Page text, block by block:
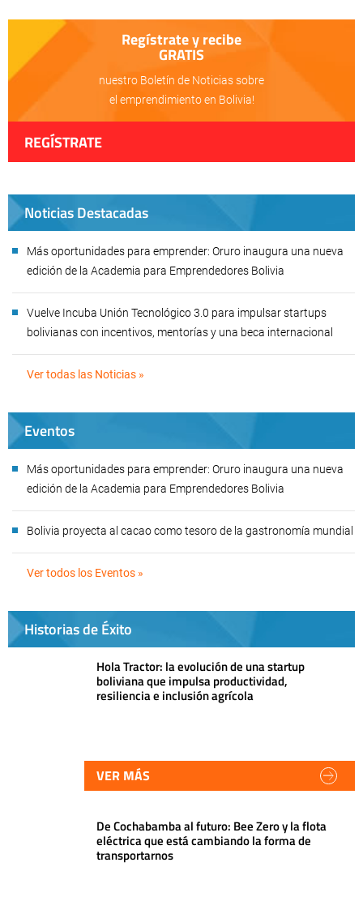
Regístrate y recibe
GRATIS
nuestro Boletín de Noticias sobre
el emprendimiento en Bolivia!
REGÍSTRATE
Noticias Destacadas
Más oportunidades para emprender: Oruro inaugura una nueva
edición de la Academia para Emprendedores Bolivia
Vuelve Incuba Unión Tecnológico 3.0 para impulsar startups
bolivianas con incentivos, mentorías y una beca internacional
Ver todas las Noticias »
Eventos
Más oportunidades para emprender: Oruro inaugura una nueva
edición de la Academia para Emprendedores Bolivia
Bolivia proyecta al cacao como tesoro de la gastronomía mundial
Ver todos los Eventos »
Historias de Éxito
Hola Tractor: la evolución de una startup
boliviana que impulsa productividad,
resiliencia e inclusión agrícola
VER MÁS
De Cochabamba al futuro: Bee Zero y la flota
eléctrica que está cambiando la forma de
transportarnos